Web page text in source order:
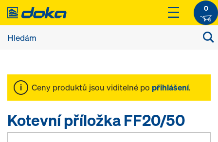
0
Ceny produktů jsou viditelné po přihlášení.
Kotevní příložka FF20/50